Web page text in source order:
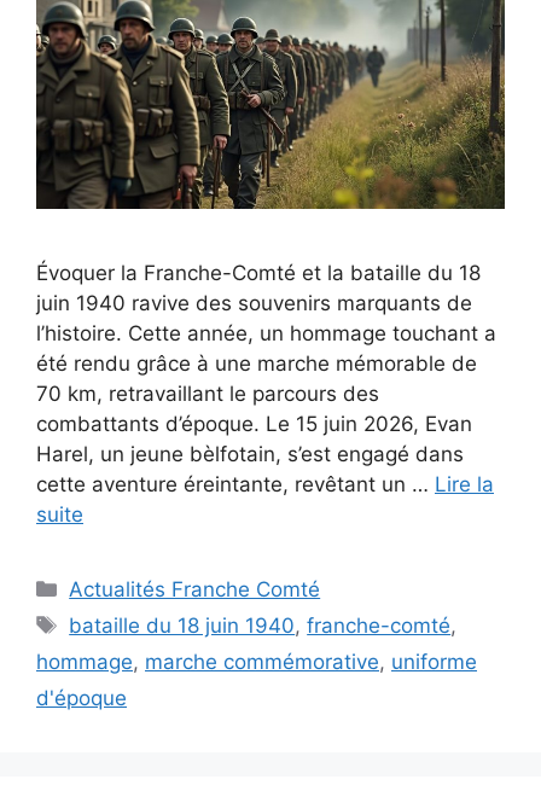
Évoquer la Franche-Comté et la bataille du 18
juin 1940 ravive des souvenirs marquants de
l’histoire. Cette année, un hommage touchant a
été rendu grâce à une marche mémorable de
70 km, retravaillant le parcours des
combattants d’époque. Le 15 juin 2026, Evan
Harel, un jeune bèlfotain, s’est engagé dans
cette aventure éreintante, revêtant un … Lire la
suite
Catégories
Actualités Franche Comté
Étiquettes
bataille du 18 juin 1940,franche-comté,
hommage, marche commémorative, uniforme
d'époque